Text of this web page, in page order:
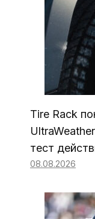
Tire Rack
тест
08.08.2026